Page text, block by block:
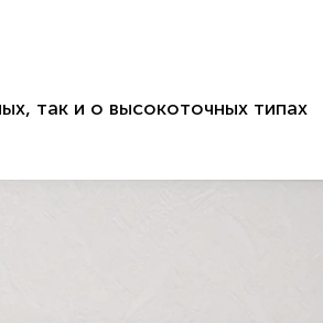
так и о высокоточных типах